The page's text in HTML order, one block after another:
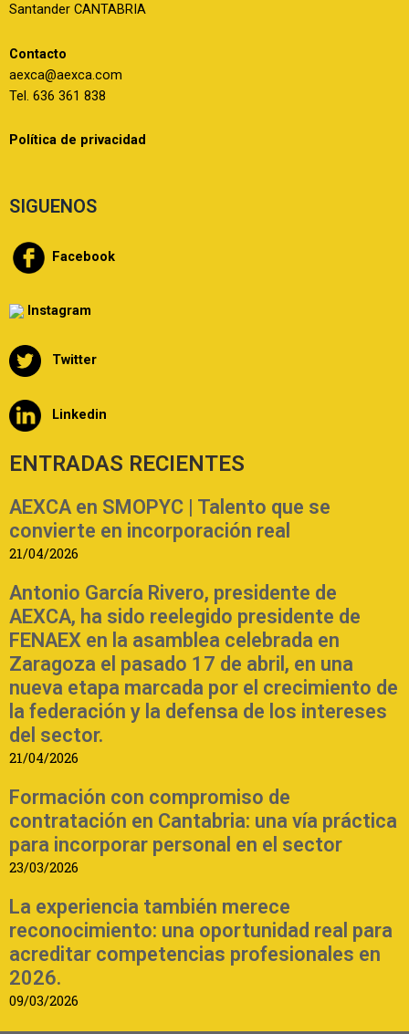
Santander CANTABRIA
Contacto
aexca@aexca.com
Tel. 636 361 838
Política de privacidad
SIGUENOS
Facebook
Instagram
Twitter
Linkedin
ENTRADAS RECIENTES
AEXCA en SMOPYC | Talento que se
convierte en incorporación real
21/04/2026
Antonio García Rivero, presidente de
AEXCA, ha sido reelegido presidente de
FENAEX en la asamblea celebrada en
Zaragoza el pasado 17 de abril, en una
nueva etapa marcada por el crecimiento de
la federación y la defensa de los intereses
del sector.
21/04/2026
Formación con compromiso de
contratación en Cantabria: una vía práctica
para incorporar personal en el sector
23/03/2026
La experiencia también merece
reconocimiento: una oportunidad real para
acreditar competencias profesionales en
2026.
09/03/2026